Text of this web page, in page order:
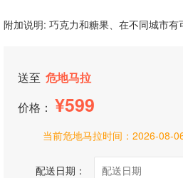
附加说明: 巧克力和糖果、在不同城市有
送至 危地马拉
价格：
599
当前危地马拉时间： 2026-08-
配送日期：